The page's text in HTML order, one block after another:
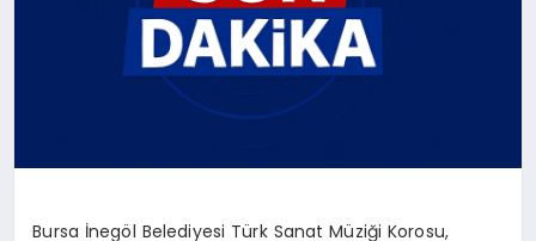
Bursa İnegöl Belediyesi Türk Sanat Müziği Korosu,